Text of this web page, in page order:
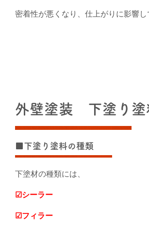
密着性が悪くなり、仕上がりに影響
外壁塗装 下塗り塗
■下塗り塗料の種類
下塗材の種類には、
☑シーラー
☑フィラー